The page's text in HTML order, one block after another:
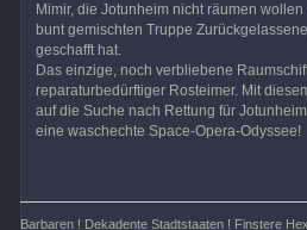
Mimir, die Jotunheim nicht räumen
bunt gemischten Truppe
geschafft hat.
Das einzige, noch verbliebene
reparaturbedürftiger Rosteimer. Mit
auf die Suche nach Rettung für
eine waschechte Space-Opera-Odyssee!
Barbaren ! Dekadente Stadtstaaten ! Finstere